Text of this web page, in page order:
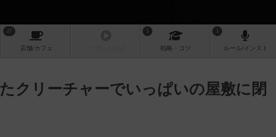
27
店舗/カフェ
1
戦略 ・コツ
1
ルール/インスト
クリーチャーでいっぱいの屋敷に閉